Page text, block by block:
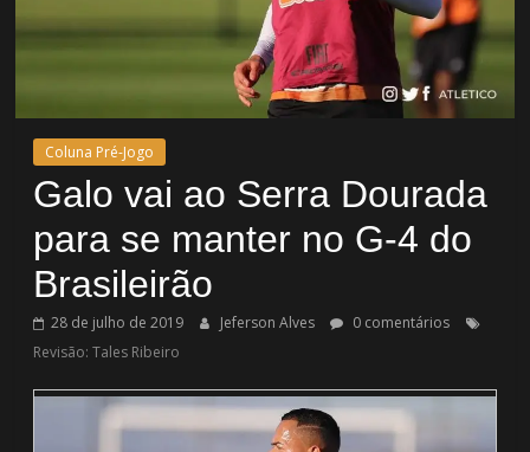
Coluna Pré-Jogo
Galo vai ao Serra Dourada
para se manter no G-4 do
Brasileirão
28 de julho de 2019 Jeferson Alves
0 comentários
Revisão: Tales Ribeiro